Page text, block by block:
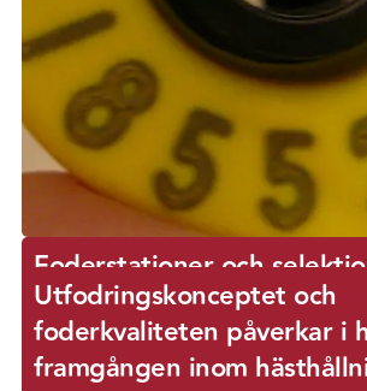
Foderstationer och
Utfodringskonceptet och
foderkvaliteten påverkar i
framgången inom